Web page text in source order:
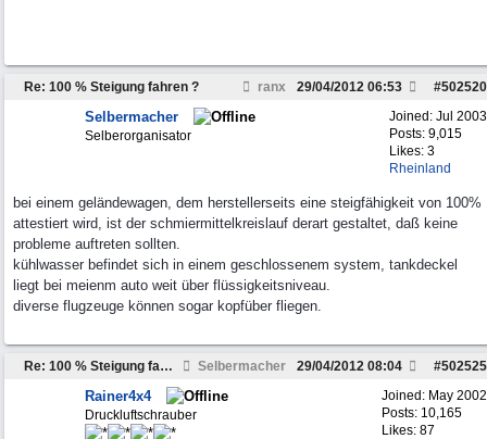
Re: 100 % Steigung fahren ? ranx #502520
29/04/2012 06:53
Joined: Jul 2003
Posts: 9,015
Likes: 3
Rheinland
Selbermacher
Selberorganisator
bei einem geländewagen, dem herstellerseits eine steigfähigkeit von 100%
attestiert wird, ist der schmiermittelkreislauf derart gestaltet, daß keine
probleme auftreten sollten.
kühlwasser befindet sich in einem geschlossenem system, tankdeckel
liegt bei meienm auto weit über flüssigkeitsniveau.
diverse flugzeuge können sogar kopfüber fliegen.
Re: 100 % Steigung fahren ? Selbermacher #502525
29/04/2012 08:04
Joined: May 2002
Posts: 10,165
Likes: 87
Rainer4x4
Druckluftschrauber